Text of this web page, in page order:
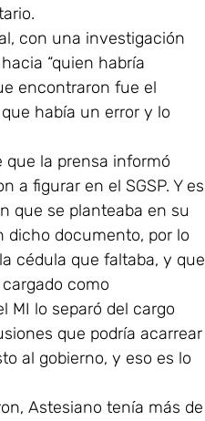
con una investigación
“quien habría
encontraron fue el
había un error y lo
que la prensa informó
a figurar en el SGSP. Y es
que se planteaba en su
dicho documento, por lo
cédula que faltaba, y que
como
MI lo separó del cargo
que podría acarrear
al gobierno, y eso es lo
Astesiano tenía más de